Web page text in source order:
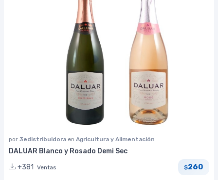
por 3edistribuidora en Agricultura y Alimentación
DALUAR Blanco y Rosado Demi Sec
+381
Ventas $260